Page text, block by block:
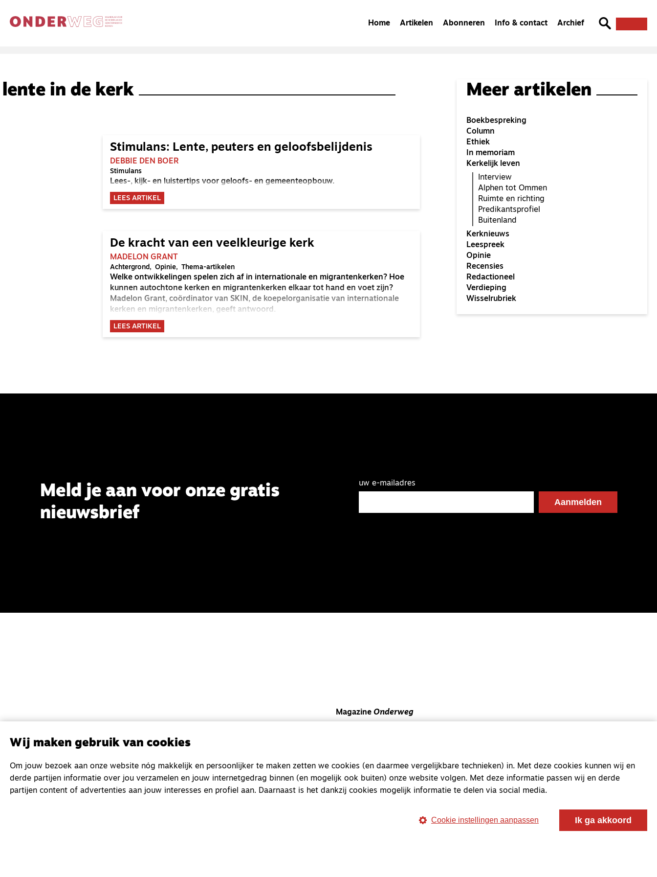
Home Artikelen Abonneren Info & contact Archief
lente in de kerk
Stimulans: Lente, peuters en geloofsbelijdenis
DEBBIE DEN BOER
Stimulans
Lees-, kijk- en luistertips voor geloofs- en gemeenteopbouw.
LEES ARTIKEL
De kracht van een veelkleurige kerk
MADELON GRANT
Achtergrond Opinie Thema-artikelen
Welke ontwikkelingen spelen zich af in internationale en migrantenkerken? Hoe
kunnen autochtone kerken en migrantenkerken elkaar tot hand en voet zijn?
Madelon Grant, coördinator van SKIN, de koepelorganisatie van internationale
kerken en migrantenkerken, geeft antwoord.
LEES ARTIKEL
Meer artikelen
Boekbespreking
Column
Ethiek
In memoriam
Kerkelijk leven
Interview
Alphen tot Ommen
Ruimte en richting
Predikantsprofiel
Buitenland
Kerknieuws
Leespreek
Opinie
Recensies
Redactioneel
Verdieping
Wisselrubriek
Meld je aan voor onze gratis
nieuwsbrief
uw e-mailadres
Magazine Onderweg
MagazineOnderweg
Kvk-nummer 33277063
NL46 INGB 0117 5827 86
Wij maken gebruik van cookies
Om jouw bezoek aan onze website nóg makkelijk en persoonlijker te maken zetten we cookies (en daarmee vergelijkbare technieken) in. Met deze cookies kunnen wij en
derde partijen informatie over jou verzamelen en jouw internetgedrag binnen (en mogelijk ook buiten) onze website volgen. Met deze informatie passen wij en derde
partijen content of advertenties aan jouw interesses en profiel aan. Daarnaast is het dankzij cookies mogelijk informatie te delen via social media.
Cookie instellingen aanpassen Ik ga akkoord